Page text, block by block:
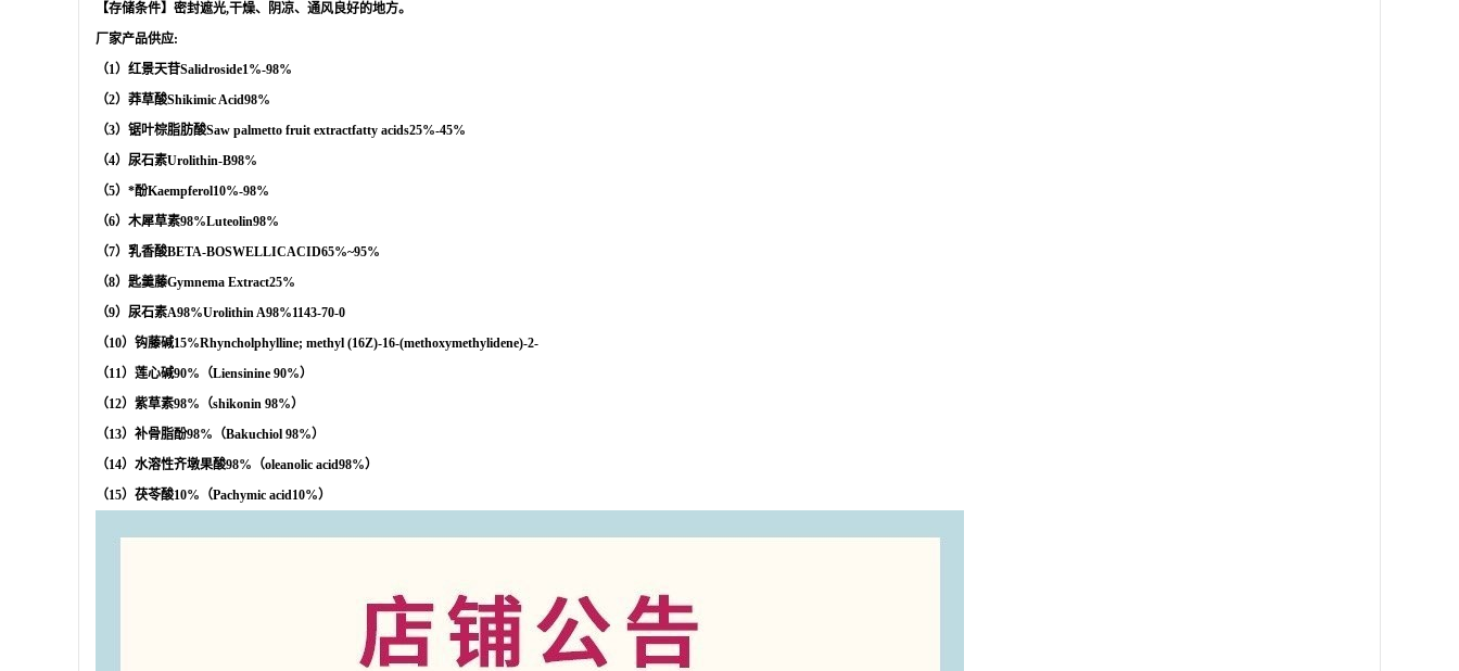
【存储条件】密封遮光,干燥、阴凉、通风良好的地方。
厂家产品供应:
（1）红景天苷Salidroside1%-98%
（2）莽草酸Shikimic Acid98%
（3）锯叶棕脂肪酸Saw palmetto fruit extractfatty acids25%-45%
（4）尿石素Urolithin-B98%
（5）*酚Kaempferol10%-98%
（6）木犀草素98%Luteolin98%
（7）乳香酸BETA-BOSWELLICACID65%~95%
（8）匙羹藤Gymnema Extract25%
（9）尿石素A98%Urolithin A98%1143-70-0
（10）钩藤碱15%Rhyncholphylline; methyl (16Z)-16-(methoxymethylidene)-2-
（11）莲心碱90%（Liensinine 90%）
（12）紫草素98%（shikonin 98%）
（13）补骨脂酚98%（Bakuchiol 98%）
（14）水溶性齐墩果酸98%（oleanolic acid98%）
（15）茯苓酸10%（Pachymic acid10%）